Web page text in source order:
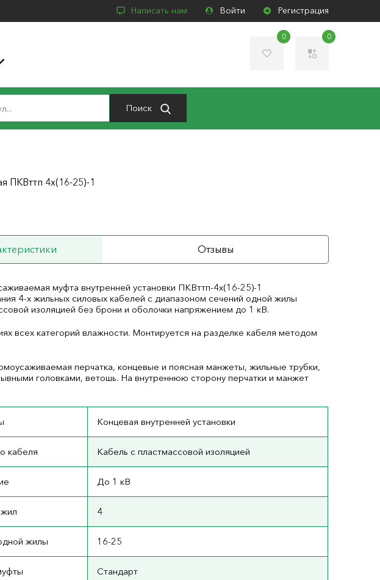
Написать нам Войти Регистрация
0 0
Поиск
ПКВттп 4х(16-25)-1
Отзывы
муфта внутренней установки ПКВттп-4х(16-25)-1
4-х жильных силовых кабелей с диапазоном сечений одной жилы
изоляцией без брони и оболочки напряжением до 1 кВ.
всех категорий влажности. Монтируется на разделке кабеля методом
перчатка, концевые и поясная манжеты, жильные трубки,
головками, ветошь. На внутреннюю сторону перчатки и манжет
Концевая внутренней установки
кабеля Кабель с пластмассовой изоляцией
До 1 кВ
4
жилы 16-25
Стандарт